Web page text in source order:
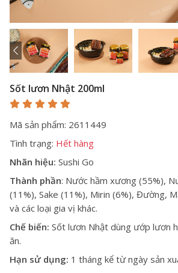
Sốt lươn Nhật 200ml
Mã sản phẩm: 2611449
Tình trạng: Hết hàng
Nhãn hiệu: Sushi Go
Thành phần: Nước hầm xương (55%),
(11%), Sake (11%), Mirin (6%), Đường,
và các loại gia vị khác.
Chế biến: Sốt lươn Nhật dùng ướp lươn
ăn.
Hạn sử dụng: 1 tháng kể từ ngày sản